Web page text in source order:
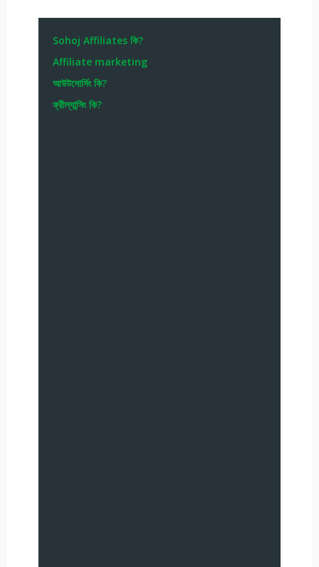
Sohoj Affiliates কি?
Affiliate marketing
আউটসোর্সিং কি?
ফ্রীল্যান্সিং কি?